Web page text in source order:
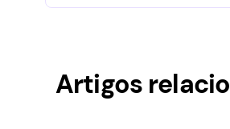
Artigos